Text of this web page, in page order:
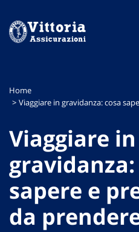
menu
contenuto
footer
Home
Viaggiare in gravidanza: cosa
Viaggiare in
gravidanza:
sapere e
da